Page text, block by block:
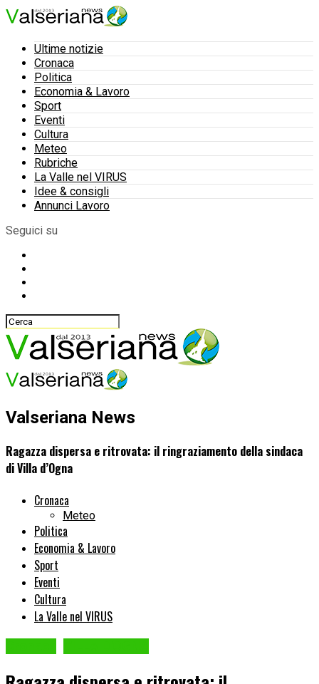
Ultime notizie
Cronaca
Politica
Economia & Lavoro
Sport
Eventi
Cultura
Meteo
Rubriche
La Valle nel VIRUS
Idee & consigli
Annunci Lavoro
Seguici su
Valseriana News
Ragazza dispersa e ritrovata: il ringraziamento della sindaca
di Villa d’Ogna
Cronaca
Meteo
Politica
Economia & Lavoro
Sport
Eventi
Cultura
La Valle nel VIRUS